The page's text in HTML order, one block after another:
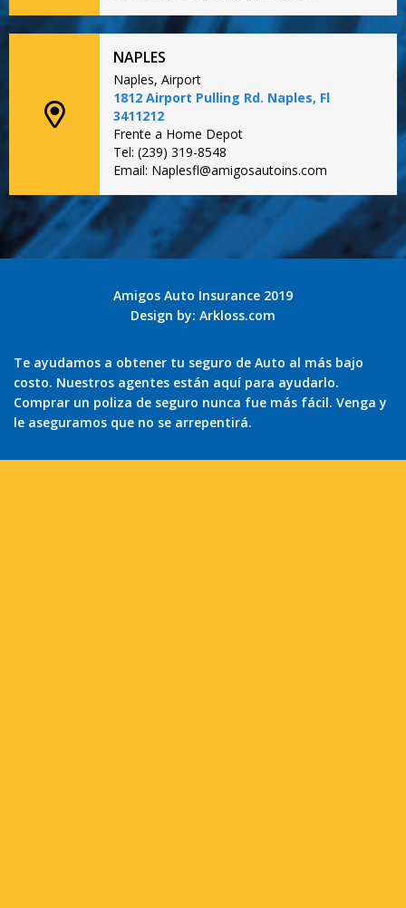
NAPLES
Naples, Airport
1812 Airport Pulling Rd. Naples, Fl
3411212
Frente a Home Depot
Tel: (239) 319-8548
Email: Naplesfl@amigosautoins.com
Amigos Auto Insurance 2019
Design by: Arkloss.com
Te ayudamos a obtener tu seguro de Auto al más bajo
costo. Nuestros agentes están aquí para ayudarlo.
Comprar un poliza de seguro nunca fue más fácil. Venga y
le aseguramos que no se arrepentirá.